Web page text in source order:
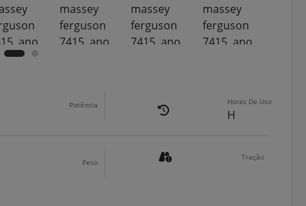
Potência Horas De Uso
H
Peso
Tração